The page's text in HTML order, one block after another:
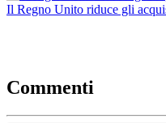
Il Regno Unito riduce gli
Commenti